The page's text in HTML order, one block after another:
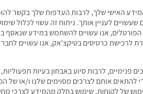
האישי שלך, לרבות העדפות שלך בקשר
לעניין אותך. ניתוח זה עשוי לכלול
אנו עשויים להשתמש במידע שנאסף
לרכישת כרטיסים בטיקצ'אק, אנו עשויים
לרבות סיוע באבחון בעיות
אותם לצרכים מסוימים שלנו ו/או של
של לקוחות, שימוש בחלק מהמידע לצרכי